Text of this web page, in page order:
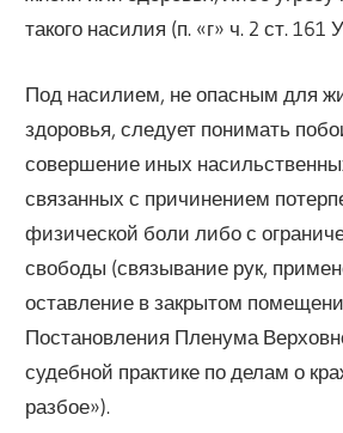
такого насилия (п. «г» ч. 2 ст. 161
Под насилием, не опасным для
здоровья, следует понимать
совершение иных
связанных с причинением
физической боли либо с
свободы (связывание рук,
оставление в закрытом
Постановления Пленума
судебной практике по делам о
разбое»).